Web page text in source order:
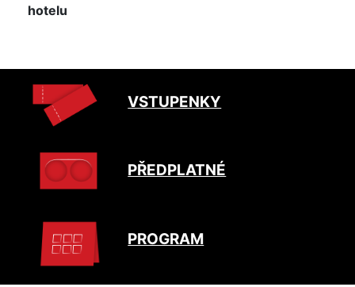
hotelu
VSTUPENKY
PŘEDPLATNÉ
PROGRAM